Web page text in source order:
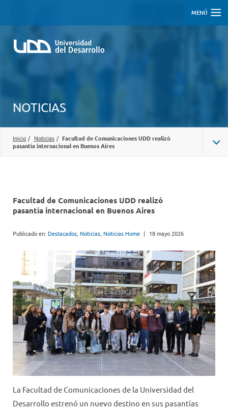
MENÚ
NOTICIAS
Inicio / Noticias / Facultad de Comunicaciones UDD realizó
pasantía internacional en Buenos Aires
Facultad de Comunicaciones UDD realizó
pasantía internacional en Buenos Aires
Publicado en: Destacados Noticias Noticias Home | 18 mayo 2026
La Facultad de Comunicaciones de la Universidad del
Desarrollo estrenó un nuevo destino en sus pasantías